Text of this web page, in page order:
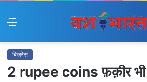
Menu
बिज़नेस
2 rupee coins फ़क़ीर भी